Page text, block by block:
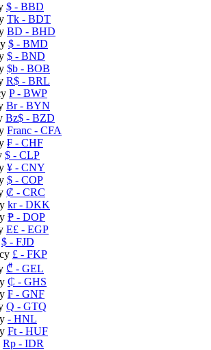
$ - BBD
Tk - BDT
BD - BHD
$ - BMD
$ - BND
$b - BOB
R$ - BRL
P- BWP
Br- BYN
Bz$ - BZD
Franc - CFA
₣ - CHF
$ - CLP
¥ - CNY
$ - COP
₡ - CRC
kr- DKK
₱ - DOP
E£ - EGP
$ - FJD
£ - FKP
₾ - GEL
₵ - GHS
₣ - GNF
Q - GTQ
- HNL
Ft - HUF
Rp - IDR